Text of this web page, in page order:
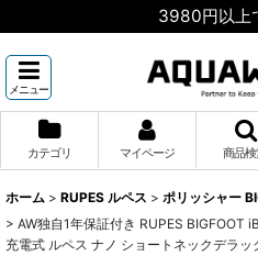
3980円以上
メニュー
カテゴリ マイページ 商品
ホーム > RUPES ルペス > ポリッシャー
> AW独自1年保証付き RUPES
充電式 ルペス ナノ ショートネックデラ